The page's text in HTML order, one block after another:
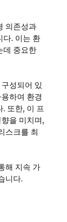
의존성과
다. 이는 환
데 중요한
성되어 있
하여 환경
. 또한, 이 프
을 미치며,
스크를 최
해 지속 가
니다.